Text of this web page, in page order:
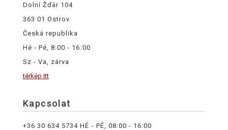
Dolní Žďár 104
363 01 Ostrov
Česká republika
Hé - Pé, 8:00 - 16:00
Sz - Va, zárva
térkép itt
Kapcsolat
+36 30 634 5734 HÉ - PÉ, 08:00 - 16:00